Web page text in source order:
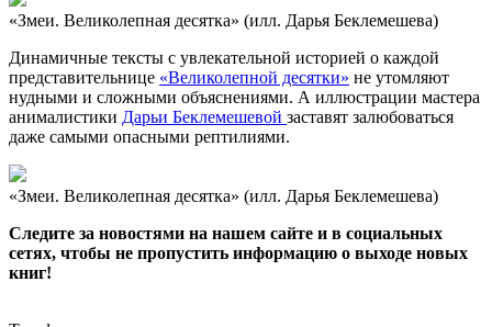
«Змеи. Великолепная десятка» (илл. Дарья Беклемешева)
Динамичные тексты с увлекательной историей о каждой
представительнице «Великолепной десятки» не утомляют
нудными и сложными объяснениями. А иллюстрации мастера
анималистики Дарьи Беклемешевой заставят залюбоваться
даже самыми опасными рептилиями.
«Змеи. Великолепная десятка» (илл. Дарья Беклемешева)
Следите за новостями на нашем сайте и в социальных
сетях, чтобы не пропустить информацию о выходе новых
книг!